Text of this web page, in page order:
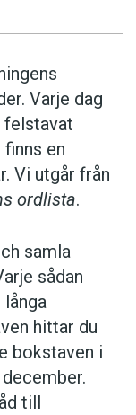
Varje dag
en
Vi utgår från
ordlista.
samla
sådan
hittar du
bokstaven i
till